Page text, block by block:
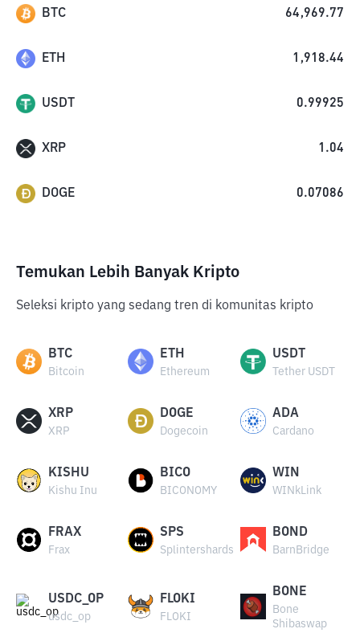
BTC 64,969.77
ETH 1,918.44
USDT 0.99925
XRP 1.04
DOGE 0.07086
Temukan Lebih Banyak Kripto
Seleksi kripto yang sedang tren di komunitas kripto
BTC
Bitcoin
ETH
Ethereum
USDT
Tether USDT
XRP
XRP
DOGE
Dogecoin
ADA
Cardano
KISHU
Kishu Inu
BICO
BICONOMY
WIN
WINkLink
FRAX
Frax
SPS
Splintershards
BOND
BarnBridge
USDC_OP
usdc_op
FLOKI
FLOKI
BONE
Bone
Shibaswap